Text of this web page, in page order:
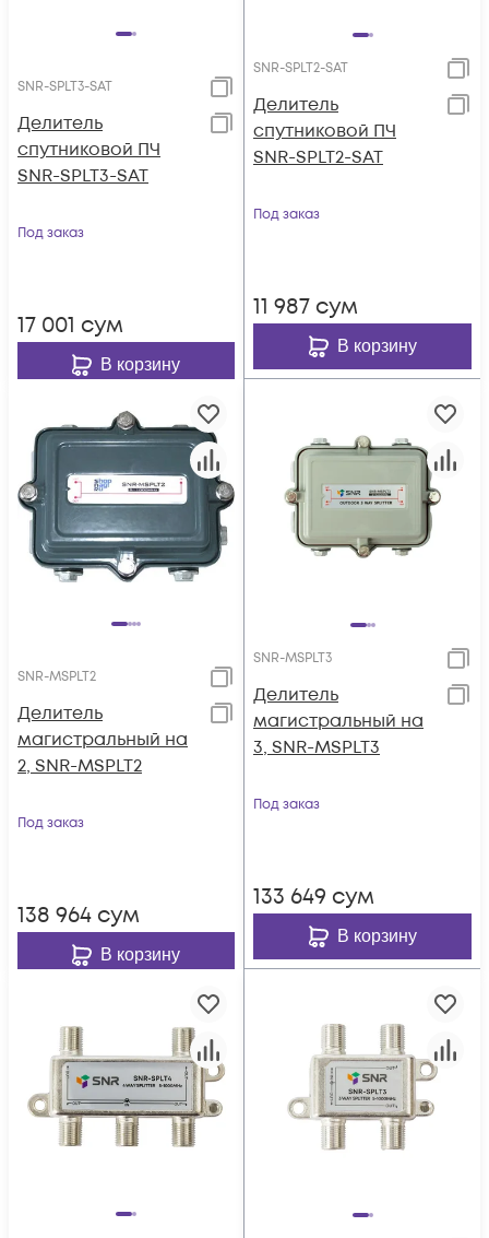
SNR-SPLT3-SAT
Делитель
спутниковой ПЧ
SNR-SPLT3-SAT
Под заказ
17 001 сум
В корзину
SNR-SPLT2-SAT
Делитель
спутниковой ПЧ
SNR-SPLT2-SAT
Под заказ
11 987 сум
В корзину
SNR-MSPLT2
Делитель
магистральный на
2, SNR-MSPLT2
Под заказ
138 964 сум
В корзину
SNR-MSPLT3
Делитель
магистральный на
3, SNR-MSPLT3
Под заказ
133 649 сум
В корзину